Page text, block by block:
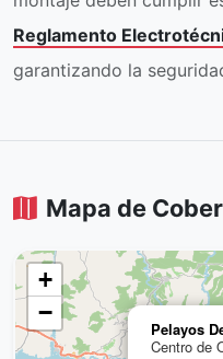
Reglamento
garantizando la
Mapa de
Pelayos
Centro de
+
−